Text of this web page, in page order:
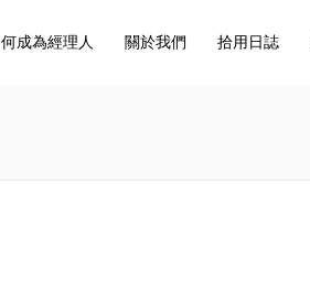
成為經理人 關於我們 拾用日誌